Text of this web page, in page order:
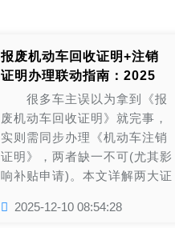
报废机动车回收证明+注销
证明办理联动指南：2025
补贴申请必备...
很多车主误以为拿到《报
废机动车回收证明》就完事，
实则需同步办理《机动车注销
证明》，两者缺一不可(尤其影
响补贴申请)。本文详解两大证
环： 一...
2025-12-10 08:54:28